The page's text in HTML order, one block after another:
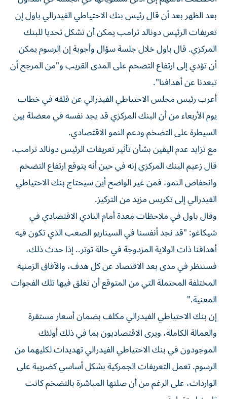
بعد الظهر بعد أن قال رئيس بنك الاحتياطي الفيدرالي باول إن
تعريفات الرئيس دونالد ترامب يمكن أن تشكل تحديا للبنك
المركزي. قال باول خلال جلسة سؤال وأجوبة إن الرسوم يمكن
أن تؤدي إلى ارتفاع التضخم على المدى القريب و"من المرجح أن
تبعدنا عن أهدافنا".
أعرب رئيس مجلس الاحتياطي الفيدرالي عن قلقه في خطاب
يوم الأربعاء من أن البنك المركزي قد يجد نفسه في معضلة بين
السيطرة على التضخم ودعم النمو الاقتصادي.
مع تزايد عدم اليقين بشأن تأثير تعريفات الرئيس دونالد ترامب،
قال زعيم البنك المركزي إنه في حين أنه يتوقع ارتفاع التضخم
وانخفاض النمو، فمن غير الواضح أين سيحتاج بنك الاحتياطي
الفيدرالي إلى تكريس مزيد من التركيز.
وقال باول في ملاحظات معدة أمام النادي الاقتصادي في
شيكاغو: "قد نجد أنفسنا في السيناريو الصعب الذي تكون فيه
أهدافنا ذات الولاية المزدوجة في حالة توتر.. إذا حدث ذلك،
فسننظر في مدى بعد الاقتصاد عن كل هدف، والآفاق الزمنية
المختلفة المحتملة التي من المتوقع أن تغلق فيها تلك الفجوات
المعنية."
إن بنك الاحتياطي الفيدرالي مكلف بضمان أسعار مستقرة
والعمالة الكاملة، ويرى الاقتصاديون بما في ذلك أولئك
الموجودون في بنك الاحتياطي الفيدرالي تهديدات لكليهما من
الرسوم. تعمل التعريفات الجمركية بشكل أساسي كضريبة على
الواردات، على الرغم من أن صلتها المباشرة بالتضخم كانت